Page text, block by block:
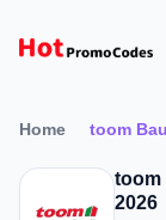
Home toom
toom
2026